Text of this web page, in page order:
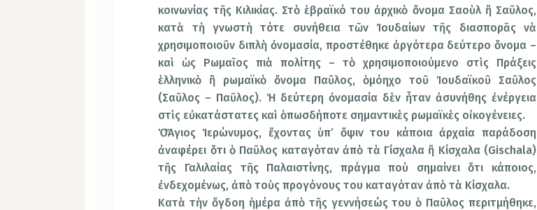
κοινωνίας τῆς Κιλικίας. Στὸ ἑβραϊκό του ἀρχικὸ ὄνομα Σαοὺλ ἢ Σαῦλος,
κατὰ τὴ γνωστὴ τότε συνήθεια
τῶν Ἰουδαίων τῆς διασπορᾶς νὰ
χρησιμοποιοῦν διπλὴ ὀνομασία, προστέθηκε ἀργότερα δεύτερο ὄνομα –
καὶ ὡς Ρωμαῖος πιὰ πολίτης – τὸ χρησιμοποιούμενο στὶς Πράξεις
ἑλληνικὸ ἢ ρωμαϊκὸ ὄνομα Παῦλος, ὁμόηχο τοῦ Ἰουδαϊκοῦ Σαῦλος
(Σαῦλος – Παῦλος). Ἡ δεύτερη ὀνομασία δὲν ἦταν ἀσυνήθης ἐνέργεια
στὶς εὐκατάστατες καὶ ὁπωσδήποτε σημαντικὲς ρωμαϊκὲς οἰκογένειες.
Ὁ Ἅγιος Ἱερώνυμος, ἔχοντας ὑπ’ ὄψιν του κάποια ἀρχαία παράδοση
ἀναφέρει ὅτι ὁ Παῦλος καταγόταν ἀπὸ τὰ Γίσχαλα ἢ Κίσχαλα (Gischala)
τῆς Γαλιλαίας τῆς Παλαιστίνης, πράγμα ποὺ σημαίνει ὅτι κάποιος,
ἐνδεχομένως, ἀπὸ τοὺς προγόνους του καταγόταν ἀπὸ τὰ Κίσχαλα.
Κατὰ τὴν ὄγδοη ἡμέρα ἀπὸ τῆς γεννήσεώς του ὁ Παῦλος περιτμήθηκε,